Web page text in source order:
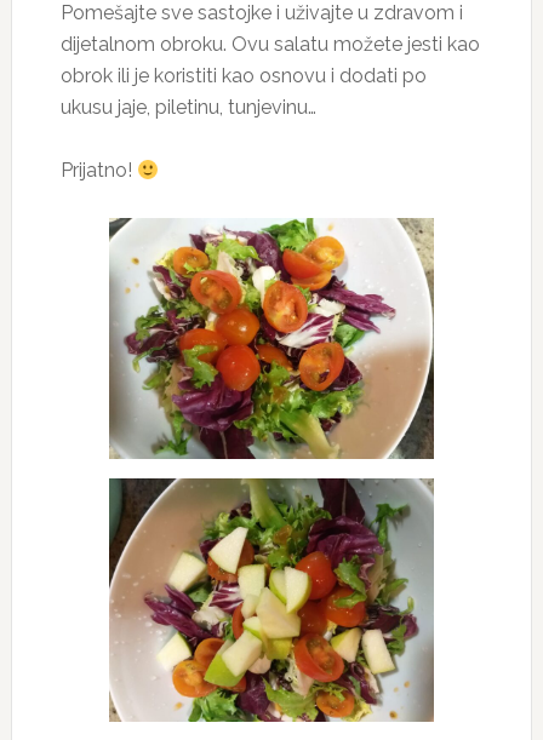
Pomešajte sve sastojke i uživajte u zdravom i
dijetalnom obroku. Ovu salatu možete jesti kao
obrok ili je koristiti kao osnovu i dodati po
ukusu jaje, piletinu, tunjevinu…
Prijatno!